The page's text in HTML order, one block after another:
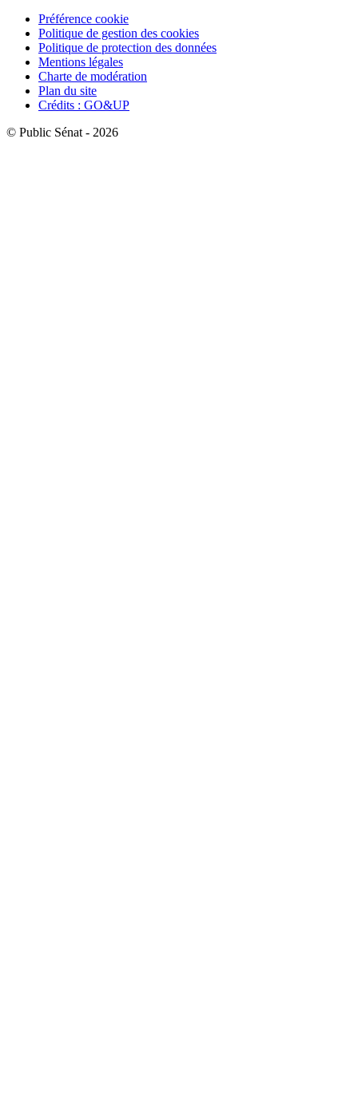
Préférence cookie
Politique de gestion des cookies
Politique de protection des données
Mentions légales
Charte de modération
Plan du site
Crédits : GO&UP
© Public Sénat - 2026